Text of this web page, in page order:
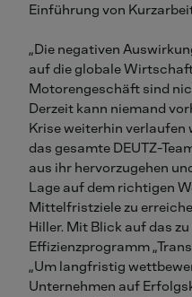
Einführung von
„Die negativen
auf die globale
Motorengeschäft sind
Derzeit kann niemand
Krise weiterhin verlaufen
das gesamte DEUTZ-
aus ihr hervorzugehen
Lage auf dem richtigen
Mittelfristziele zu
Hiller. Mit Blick auf das
Effizienzprogramm
„Um langfristig
Unternehmen auf